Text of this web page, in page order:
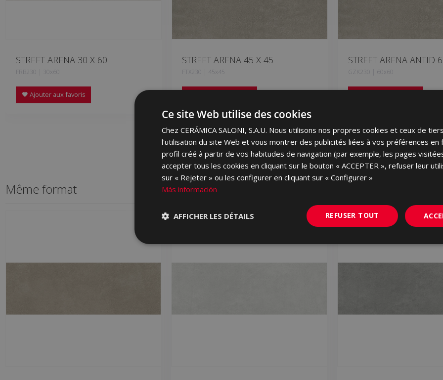
STREET ARENA 30 X 60
FRB230 | 30x60
Ajouter aux favoris
STREET ARENA 45 X 45
FTX230 | 45x45
STREET ARENA ANTID
GZK230 | 60x60
Même format
Ce site Web utilise des cookies
Chez CERÁMICA SALONI, S.A.U. Nous utilisons nos propres cookies et ceux de
l'utilisation du site Web et vous montrer des publicités liées à vos préférences en
profil créé à partir de vos habitudes de navigation (par exemple, les pages
accepter tous les cookies en cliquant sur le bouton « ACCEPTER », refuser leur
sur « Rejeter » ou les configurer en cliquant sur « Configurer »
Más información
REFUSER TOUT
AFFICHER LES DÉTAILS